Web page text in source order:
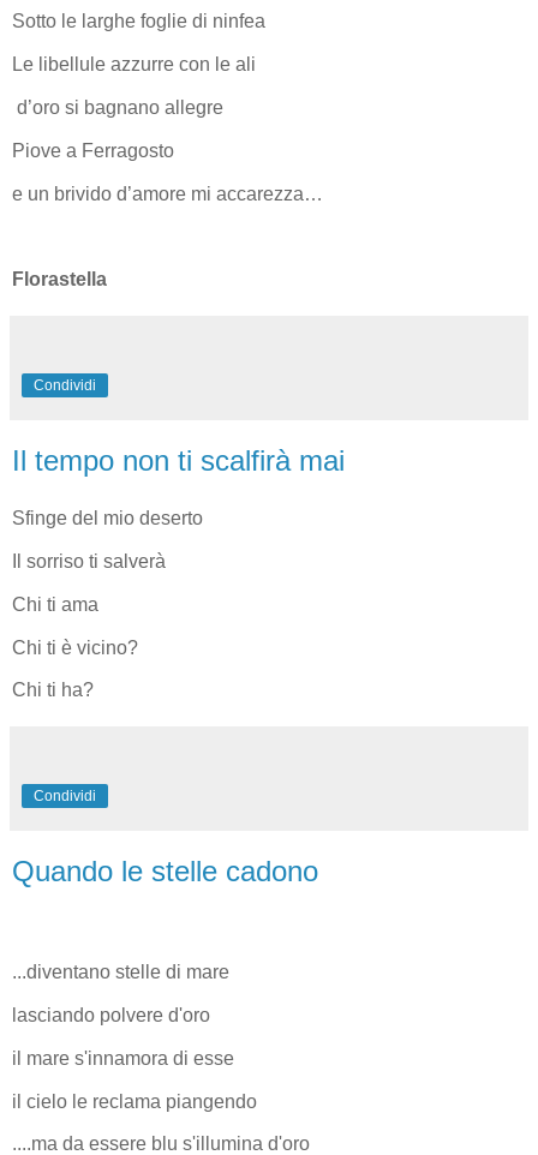
Sotto le larghe foglie di ninfea
Le libellule azzurre con le ali
d’oro si bagnano allegre
Piove a Ferragosto
e un brivido d’amore mi accarezza…
Florastella
Condividi
Il tempo non ti scalfirà mai
Sfinge del mio deserto
Il sorriso ti salverà
Chi ti ama
Chi ti è vicino?
Chi ti ha?
Condividi
Quando le stelle cadono
...diventano stelle di mare
lasciando polvere d'oro
il mare s'innamora di esse
il cielo le reclama piangendo
....ma da essere blu s'illumina d'oro